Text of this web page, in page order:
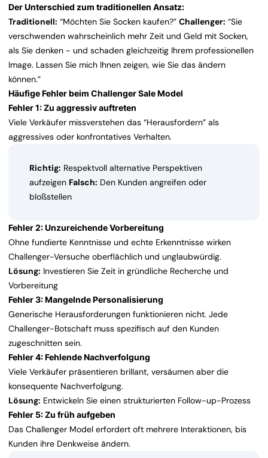
Der Unterschied zum traditionellen Ansatz:
Traditionell: “Möchten Sie Socken kaufen?” Challenger: “Sie
verschwenden wahrscheinlich mehr Zeit und Geld mit Socken,
als Sie denken - und schaden gleichzeitig Ihrem professionellen
Image. Lassen Sie mich Ihnen zeigen, wie Sie das ändern
können.”
Häufige Fehler beim Challenger Sale Model
Fehler 1: Zu aggressiv auftreten
Viele Verkäufer missverstehen das “Herausfordern” als
aggressives oder konfrontatives Verhalten.
Richtig: Respektvoll alternative Perspektiven
aufzeigen Falsch: Den Kunden angreifen oder
bloßstellen
Fehler 2: Unzureichende Vorbereitung
Ohne fundierte Kenntnisse und echte Erkenntnisse wirken
Challenger-Versuche oberflächlich und unglaubwürdig.
Lösung: Investieren Sie Zeit in gründliche Recherche und
Vorbereitung
Fehler 3: Mangelnde Personalisierung
Generische Herausforderungen funktionieren nicht. Jede
Challenger-Botschaft muss spezifisch auf den Kunden
zugeschnitten sein.
Fehler 4: Fehlende Nachverfolgung
Viele Verkäufer präsentieren brillant, versäumen aber die
konsequente Nachverfolgung.
Lösung: Entwickeln Sie einen strukturierten Follow-up-Prozess
Fehler 5: Zu früh aufgeben
Das Challenger Model erfordert oft mehrere Interaktionen, bis
Kunden ihre Denkweise ändern.